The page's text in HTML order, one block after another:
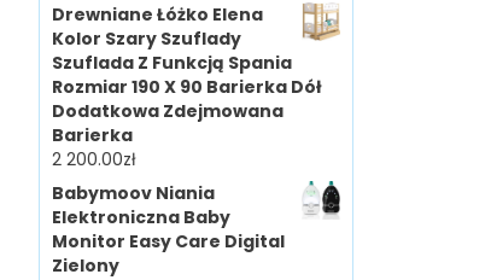
Drewniane Łóżko Elena
Kolor Szary Szuflady
Szuflada Z Funkcją Spania
Rozmiar 190 X 90 Barierka Dół
Dodatkowa Zdejmowana
Barierka
2 200.00zł
Babymoov Niania
Elektroniczna Baby
Monitor Easy Care Digital
Zielony